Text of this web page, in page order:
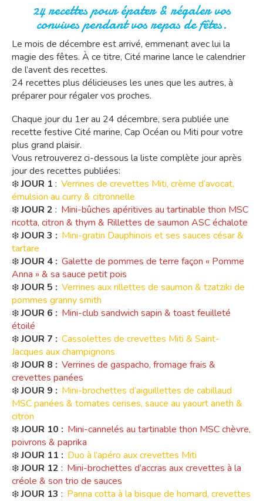
24 recettes pour épater & régaler vos
convives pendant vos repas de fêtes.
Le mois de décembre est arrivé, emmenant avec lui la
magie des fêtes. À ce titre, Cité marine lance le calendrier
de l’avent des recettes.
24 recettes plus délicieuses les unes que les autres, à
préparer pour régaler vos proches.
Chaque jour du 1er au 24 décembre, sera publiée une
recette festive Cité marine, Cap Océan ou Miti pour votre
plus grand plaisir.
Vous retrouverez ci-dessous la liste complète jour après
jour des recettes publiées:
❄️JOUR 1 : Verrines de crevettes Miti, crème d’avocat,
émulsion au curry & citronnelle
❄️JOUR 2 : Mini-bûches apéritives au tartinable thon MSC
ricotta, citron & thym & Rillettes de saumon ASC échalote
❄️JOUR 3 : Mini-gratin Dauphinois et ses sauces césar &
tartare
❄️JOUR 4 : Galette de pommes de terre façon « Pomme
Anna » & sa sauce petit pois
❄️JOUR 5 : Verrines aux rillettes de saumon & tzatziki de
pommes granny smith
❄️JOUR 6 : Mini-club sandwich sapin & toast feuilleté
étoilé
❄️JOUR 7 : Cassolettes de crevettes Miti & Saint-
Jacques aux champignons
❄️JOUR 8 : Verrines de gaspacho, fromage frais &
crevettes panées
❄️JOUR 9 : Mini-brochettes d’aiguillettes de cabillaud
MSC panées & tomates cerises, sauce au yaourt aneth &
citron
❄️JOUR 10 : Mini-cannelés au tartinable thon MSC chèvre,
poivrons & paprika
❄️JOUR 11 : Duo à l’apéro aux crevettes Miti
❄️JOUR 12 : Mini-brochettes d’accras aux crevettes à la
créole & son trio de sauces
❄️JOUR 13 : Panna cotta à la bisque de homard, crevettes